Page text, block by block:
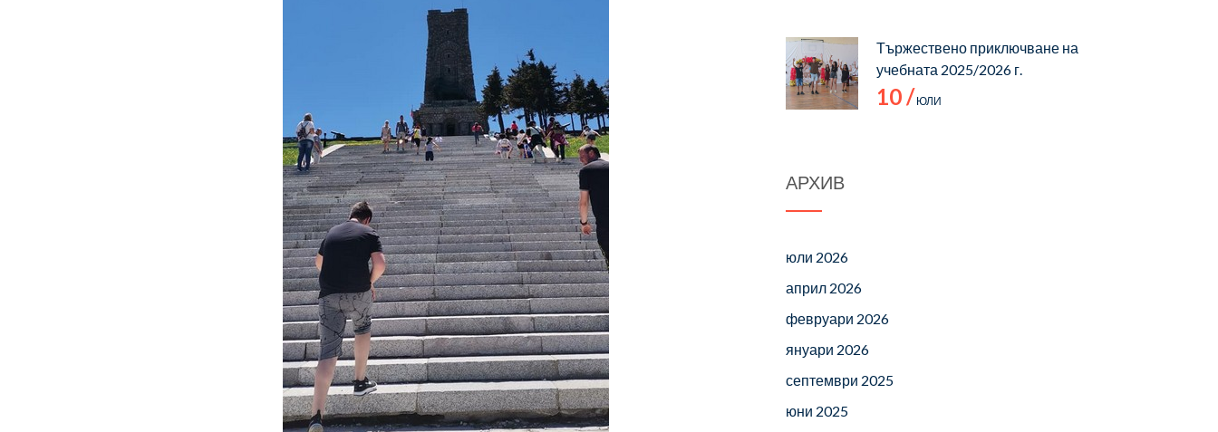
Тържествено приключване на
учебната 2025/2026 г.
10 / ЮЛИ
АРХИВ
юли 2026
април 2026
февруари 2026
януари 2026
септември 2025
юни 2025